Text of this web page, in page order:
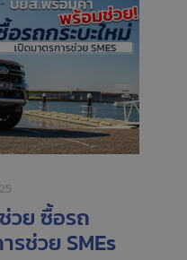
วย ซื้อรถ
รช่วย SMEs